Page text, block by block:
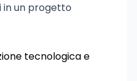
in un progetto
tecnologica e